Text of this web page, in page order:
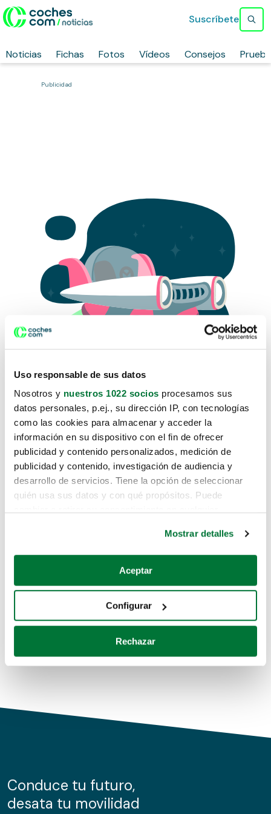
Uso responsable de sus datos
Nosotros y nuestros 1022 socios procesamos sus
datos personales, p.ej., su dirección IP, con tecnologías
como las cookies para almacenar y acceder la
información en su dispositivo con el fin de ofrecer
publicidad y contenido personalizados, medición de
publicidad y contenido, investigación de audiencia y
desarrollo de servicios. Tiene la opción de seleccionar
quién usa sus datos y con qué propósitos. Puede
Si lo permite, también quisiéramos:
Recopilar información sobre su ubicación geográfica
Identificar su dispositivo analizándolo activamente
para buscar características específicas (huellas
Obtenga más información sobre cómo se procesan sus
de cookies.
información sobre el uso que haga del sitio web con
nuestros partners de redes sociales, publicidad y análisis
Mostrar detalles
Aceptar
Configurar
Rechazar
Noticias Fichas Fotos Vídeos Consejos
Suscríbete
Publicidad
Lo sentimos, no sabemos como
te hemos traido hasta aquí.
Pero puedes encontrar el coche que estás
buscando en alguno de estos enlaces:
Coches de segunda mano
Coches de km0
Conduce tu futuro,
desata tu movilidad